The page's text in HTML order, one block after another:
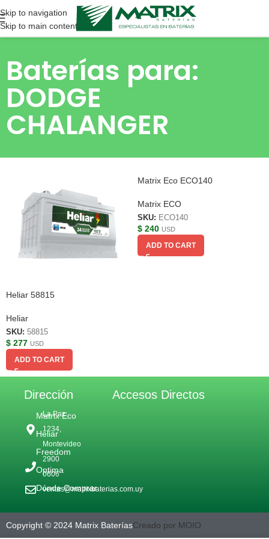
Skip to navigation
Skip to main content
Baterías para:
DODGE
CHALANGER
Heliar 58815
Heliar
SKU: 58815
$ 277 USD
ADD TO CART
Matrix Eco ECO140
Matrix ECO
SKU: ECO140
$ 240 USD
ADD TO CART
Dirección
La Paz
1234,
Montevideo
2900
0606
ventas@matrixbaterias.com.uy
Accesos Directos
Matrix Eco
Heliar
Freedom
Optima
Dónde Comprar
Copyright © 2024 Matrix BateríasCreado por MOIO